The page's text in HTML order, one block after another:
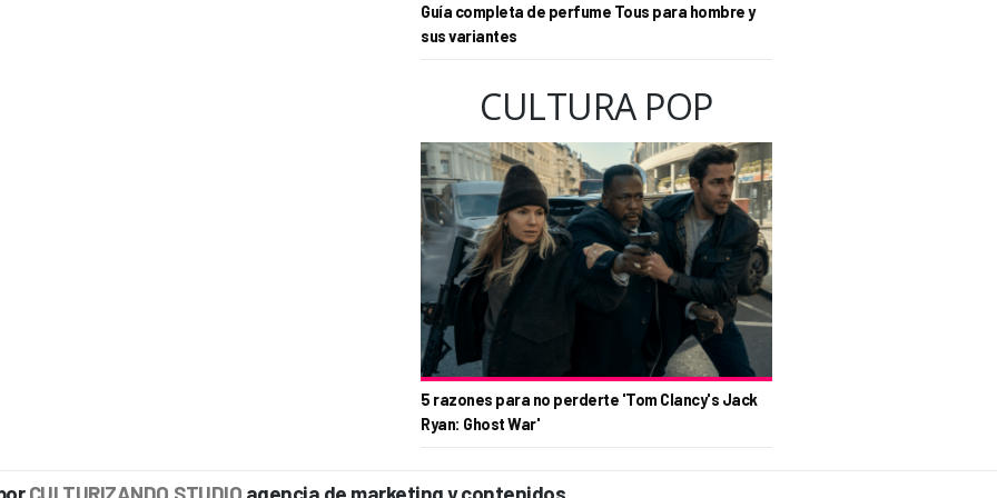
Guía completa de perfume Tous para hombre y
sus variantes
CULTURA POP
5 razones para no perderte 'Tom Clancy's Jack
Ryan: Ghost War'